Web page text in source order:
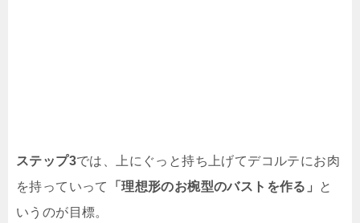
ステップ3では、上にぐっと持ち上げてデコルテにお肉
を持っていって
「理想形のお椀型のバストを作る」
と
いうのが目標。